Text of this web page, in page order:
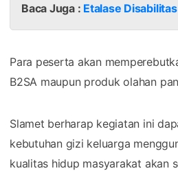
Baca Juga : Etalase
Para peserta akan
B2SA maupun produk olahan
Slamet berharap kegiatan ini
kebutuhan gizi keluarga
kualitas hidup masyarakat akan